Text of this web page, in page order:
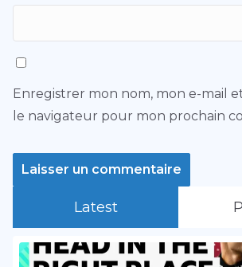
Enregistrer mon nom, mon e-mail
le navigateur pour mon prochain
Latest